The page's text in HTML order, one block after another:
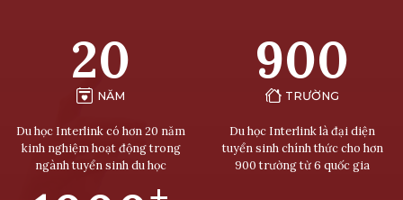
20
NĂM
Du học Interlink có hơn 20 năm
kinh nghiệm hoạt động trong
ngành tuyển sinh du học
900
TRƯỜNG
Du học Interlink là đại diện
tuyển sinh chính thức cho hơn
900 trường từ 6 quốc gia